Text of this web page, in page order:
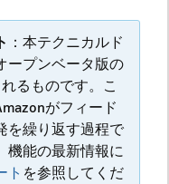
：本テクニカルド
ープンベータ版の
るものです。こ
がフィード
を繰り返す過程で
機能の最新情報に
ト を参照してくだ